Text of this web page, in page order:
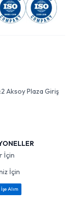
Aksoy Plaza Giriş
İçin
İçin
İşe Alım